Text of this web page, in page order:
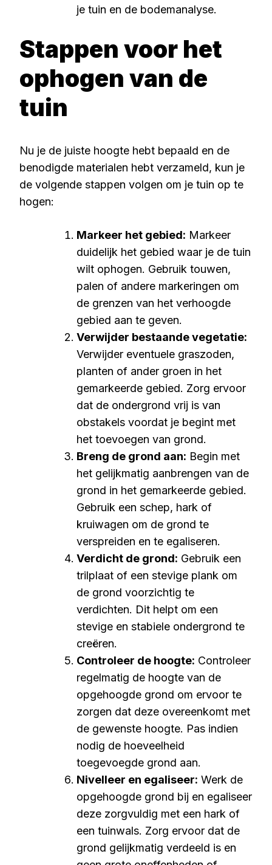
je tuin en de bodemanalyse.
Stappen voor het
ophogen van de
tuin
Nu je de juiste hoogte hebt bepaald en de
benodigde materialen hebt verzameld, kun je
de volgende stappen volgen om je tuin op te
hogen:
Markeer het gebied: Markeer
duidelijk het gebied waar je de tuin
wilt ophogen. Gebruik touwen,
palen of andere markeringen om
de grenzen van het verhoogde
gebied aan te geven.
Verwijder bestaande vegetatie:
Verwijder eventuele graszoden,
planten of ander groen in het
gemarkeerde gebied. Zorg ervoor
dat de ondergrond vrij is van
obstakels voordat je begint met
het toevoegen van grond.
Breng de grond aan: Begin met
het gelijkmatig aanbrengen van de
grond in het gemarkeerde gebied.
Gebruik een schep, hark of
kruiwagen om de grond te
verspreiden en te egaliseren.
Verdicht de grond: Gebruik een
trilplaat of een stevige plank om
de grond voorzichtig te
verdichten. Dit helpt om een
stevige en stabiele ondergrond te
creëren.
Controleer de hoogte: Controleer
regelmatig de hoogte van de
opgehoogde grond om ervoor te
zorgen dat deze overeenkomt met
de gewenste hoogte. Pas indien
nodig de hoeveelheid
toegevoegde grond aan.
Nivelleer en egaliseer: Werk de
opgehoogde grond bij en egaliseer
deze zorgvuldig met een hark of
een tuinwals. Zorg ervoor dat de
grond gelijkmatig verdeeld is en